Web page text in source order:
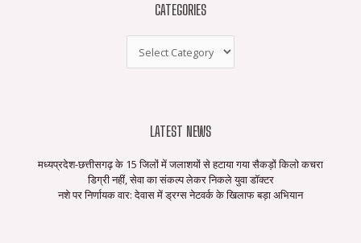
CATEGORIES
LATEST NEWS
मध्यप्रदेश-छत्तीसगढ़ के 15 जिलों में जलाशयों से हटाया गया सैकड़ों किलो कचरा
डिग्री नहीं, सेवा का संकल्प लेकर निकले युवा डॉक्टर
नशे पर निर्णायक वार: देवास में ड्रग्स नेटवर्क के खिलाफ बड़ा अभियान